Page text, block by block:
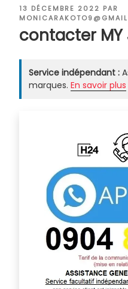
PUBLIÉ
LE
13 DÉCEMBRE 2022 PAR
contacter MY
Service indépendant :
marques. En savoir plus